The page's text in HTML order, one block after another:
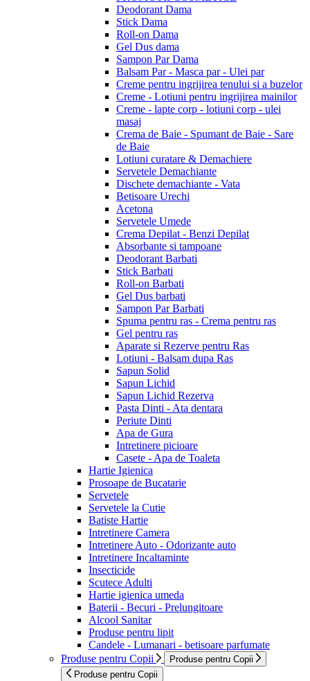
Deodorant Dama
Stick Dama
Roll-on Dama
Gel Dus dama
Sampon Par Dama
Balsam Par - Masca par - Ulei par
Creme pentru ingrijirea tenului si a buzelor
Creme - Lotiuni pentru ingrijirea mainilor
Creme - lapte corp - lotiuni corp - ulei
masaj
Crema de Baie - Spumant de Baie - Sare
de Baie
Lotiuni curatare & Demachiere
Servetele Demachiante
Dischete demachiante - Vata
Betisoare Urechi
Acetona
Servetele Umede
Crema Depilat - Benzi Depilat
Absorbante si tampoane
Deodorant Barbati
Stick Barbati
Roll-on Barbati
Gel Dus barbati
Sampon Par Barbati
Spuma pentru ras - Crema pentru ras
Gel pentru ras
Aparate si Rezerve pentru Ras
Lotiuni - Balsam dupa Ras
Sapun Solid
Sapun Lichid
Sapun Lichid Rezerva
Pasta Dinti - Ata dentara
Periute Dinti
Apa de Gura
Intretinere picioare
Casete - Apa de Toaleta
Hartie Igienica
Prosoape de Bucatarie
Servetele
Servetele la Cutie
Batiste Hartie
Intretinere Camera
Intretinere Auto - Odorizante auto
Intretinere Incaltaminte
Insecticide
Scutece Adulti
Hartie igienica umeda
Baterii - Becuri - Prelungitoare
Alcool Sanitar
Produse pentru lipit
Candele - Lumanari - betisoare parfumate
Produse pentru Copii
Produse pentru Copii
Produse pentru Copii